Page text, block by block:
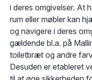
i deres omgivelser. At
rum eller møbler kan
og navigere i deres
gældende bl.a. på
toiletbræt og andre
Desuden er etableret